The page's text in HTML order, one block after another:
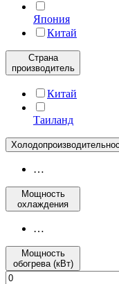
Япония
Китай
Страна
производитель
Китай
Таиланд
…
Мощность
охлаждения
…
Мощность
обогрева (кВт)